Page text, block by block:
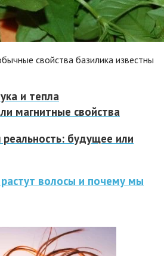
свойства базилика известны
и тепла
магнитные свойства
реальность: будущее или
волосы и почему мы